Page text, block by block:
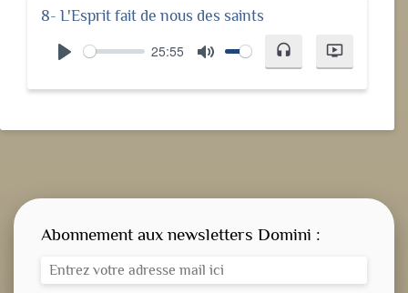
8- L'Esprit fait de nous des saints
25:55 headset ondemand_video
Abonnement aux newsletters Domini :